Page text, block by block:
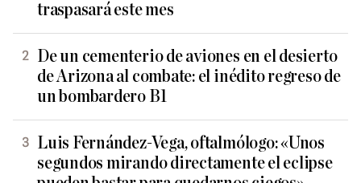
traspasará este mes
De un cementerio de aviones en el desierto
de Arizona al combate: el inédito regreso de
un bombardero B1
Luis Fernández-Vega, oftalmólogo: «Unos
segundos mirando directamente el eclipse